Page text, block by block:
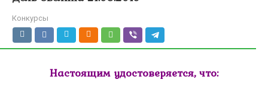
Конкурсы
Настоящим удостоверяется, что: